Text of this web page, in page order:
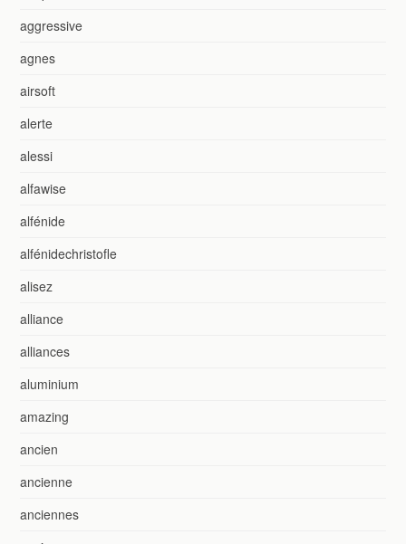
aggressive
agnes
airsoft
alerte
alessi
alfawise
alfénide
alfénidechristofle
alisez
alliance
alliances
aluminium
amazing
ancien
ancienne
anciennes